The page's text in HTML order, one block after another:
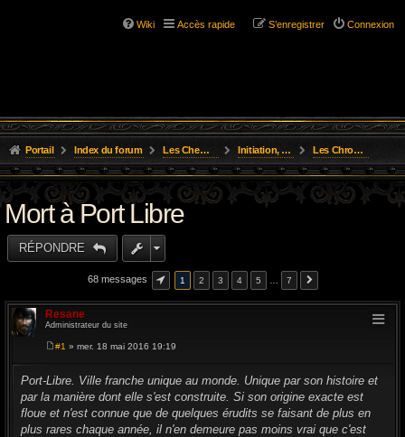
Wiki Accès rapide Connexion
S’enregistrer
Portail Index du forum Les Chemins de L'Aventure Initiation, Scénarios Courts Les Chroniques des Aventures
Mort à Port Libre
RÉPONDRE
68 messages 1 2 3 4 5 7
Resane
Administrateur du site
s
s
a
g
e
#1 » mer. 18 mai 2016 19:19
Port-Libre. Ville franche unique au monde. Unique par son histoire et
par la manière dont elle s'est construite. Si son origine exacte est
floue et n'est connue que de quelques érudits se faisant de plus en
plus rares chaque année, il n'en demeure pas moins vrai que c'est